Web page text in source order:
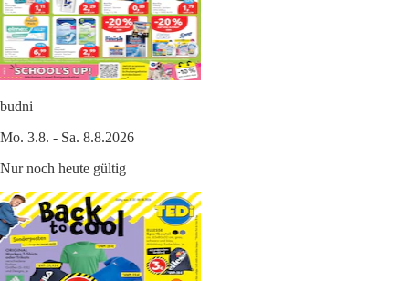
budni
Mo. 3.8. - Sa. 8.8.2026
Nur noch heute gültig